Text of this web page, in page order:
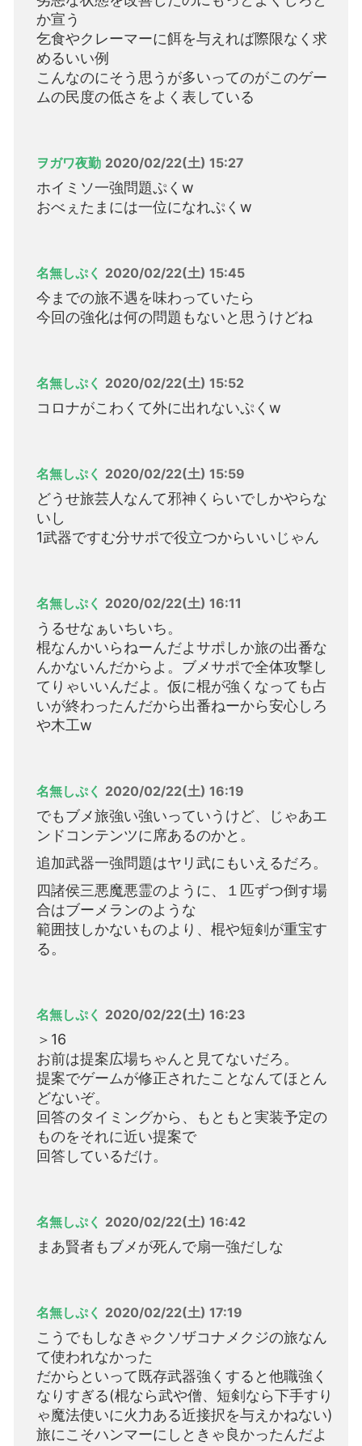
か宣う
乞食やクレーマーに餌を与えれば際限なく求
めるいい例
こんなのにそう思うが多いってのがこのゲー
ムの民度の低さをよく表している
ヲガワ夜勤 2020/02/22(土) 15:27
ホイミソ一強問題ぷくw
おべぇたまには一位になれぷくw
名無しぷく 2020/02/22(土) 15:45
今までの旅不遇を味わっていたら
今回の強化は何の問題もないと思うけどね
名無しぷく 2020/02/22(土) 15:52
コロナがこわくて外に出れないぷくw
名無しぷく 2020/02/22(土) 15:59
どうせ旅芸人なんて邪神くらいでしかやらな
いし
1武器ですむ分サポで役立つからいいじゃん
名無しぷく 2020/02/22(土) 16:11
うるせなぁいちいち。
棍なんかいらねーんだよサポしか旅の出番な
んかないんだからよ。ブメサポで全体攻撃し
てりゃいいんだよ。仮に棍が強くなっても占
いが終わったんだから出番ねーから安心しろ
や木工w
名無しぷく 2020/02/22(土) 16:19
でもブメ旅強い強いっていうけど、じゃあエ
ンドコンテンツに席あるのかと。
追加武器一強問題はヤリ武にもいえるだろ。
四諸侯三悪魔悪霊のように、１匹ずつ倒す場
合はブーメランのような
範囲技しかないものより、棍や短剣が重宝す
る。
名無しぷく 2020/02/22(土) 16:23
＞16
お前は提案広場ちゃんと見てないだろ。
提案でゲームが修正されたことなんてほとん
どないぞ。
回答のタイミングから、もともと実装予定の
ものをそれに近い提案で
回答しているだけ。
名無しぷく 2020/02/22(土) 16:42
まあ賢者もブメが死んで扇一強だしな
名無しぷく 2020/02/22(土) 17:19
こうでもしなきゃクソザコナメクジの旅なん
て使われなかった
だからといって既存武器強くすると他職強く
なりすぎる(棍なら武や僧、短剣なら下手すり
ゃ魔法使いに火力ある近接択を与えかねない)
旅にこそハンマーにしときゃ良かったんだよ